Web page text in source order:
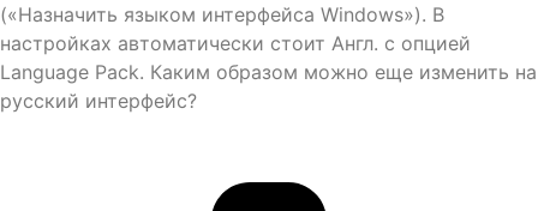
(«Назначить языком интерфейса Windows»). В
настройках автоматически стоит Англ. с опцией
Language Pack. Каким образом можно еще изменить на
русский интерфейс?